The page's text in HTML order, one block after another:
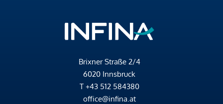
Brixner Straße 2/4
6020 Innsbruck
T +43 512 584380
office@infina.at